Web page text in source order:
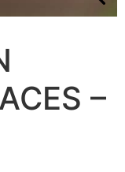
–